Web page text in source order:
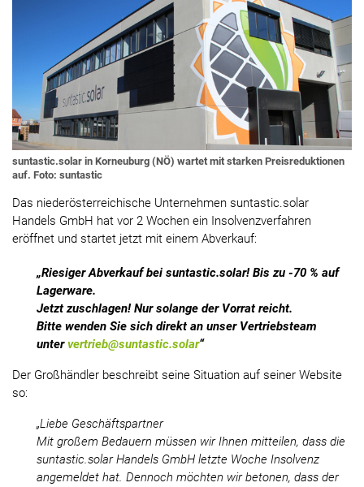
suntastic.solar in Korneuburg (NÖ) wartet mit starken Preisreduktionen
auf. Foto: suntastic
Das niederösterreichische Unternehmen suntastic.solar
Handels GmbH hat vor 2 Wochen ein Insolvenzverfahren
eröffnet und startet jetzt mit einem Abverkauf:
„Riesiger Abverkauf bei suntastic.solar! Bis zu -70 % auf
Lagerware.
Jetzt zuschlagen! Nur solange der Vorrat reicht.
Bitte wenden Sie sich direkt an unser Vertriebsteam
untervertrieb@suntastic.solar“
Der Großhändler beschreibt seine Situation auf seiner Website
so:
„Liebe Geschäftspartner
Mit großem Bedauern müssen wir Ihnen mitteilen, dass die
suntastic.solar Handels GmbH letzte Woche Insolvenz
angemeldet hat. Dennoch möchten wir betonen, dass der